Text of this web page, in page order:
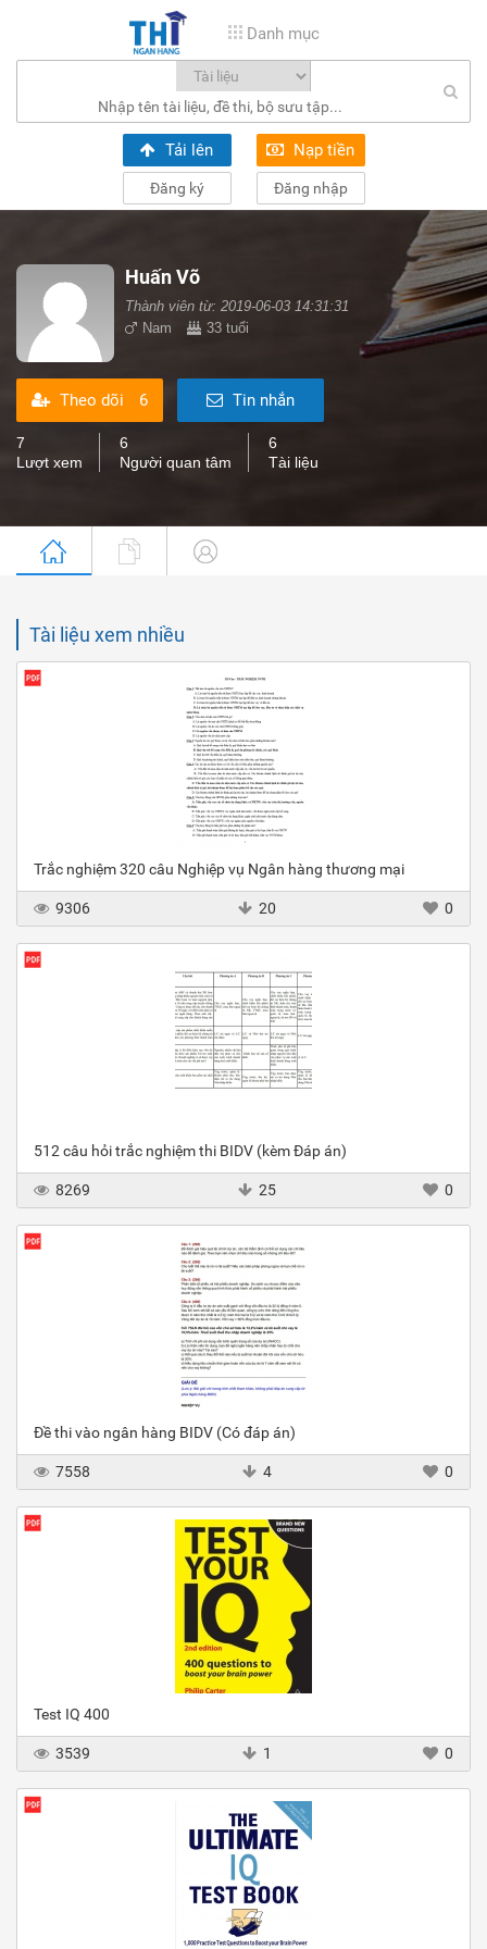
Danh mục
Tải lên Nạp tiền
Đăng ký Đăng nhập
Huấn Võ
Thành viên từ: 2019-06-03 14:31:31
Nam
33 tuổi
Theo dõi 6 Tin nhắn
7
Lượt xem
6
Người quan tâm
6
Tài liệu
Tài liệu xem nhiều
Trắc nghiệm 320 câu Nghiệp vụ Ngân hàng thương mại
9306 20 0
512 câu hỏi trắc nghiệm thi BIDV (kèm Đáp án)
8269 25 0
Đề thi vào ngân hàng BIDV (Có đáp án)
7558 4 0
Test IQ 400
3539 1 0